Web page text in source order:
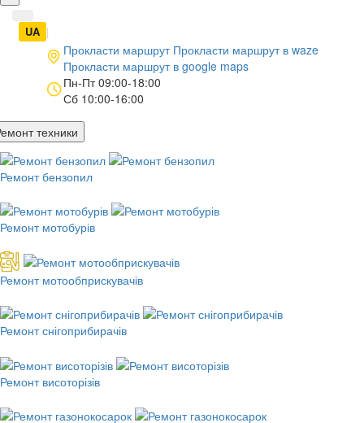
UA |
Прокласти маршрут Прокласти маршрут в waze
Прокласти маршрут в google maps
Пн-Пт 09:00-18:00
Сб 10:00-16:00
техники
Ремонт бензопил
Ремонт мотобурів
Ремонт мотообприскувачів
Ремонт снігоприбирачів
Ремонт висоторізів